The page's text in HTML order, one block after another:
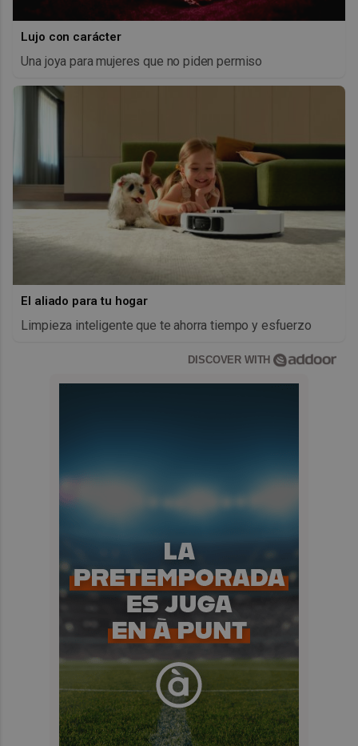
Lujo con carácter
Una joya para mujeres que no piden permiso
El aliado para tu hogar
Limpieza inteligente que te ahorra tiempo y esfuerzo
DISCOVER WITH